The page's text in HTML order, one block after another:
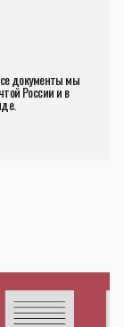
документы мы
России и в